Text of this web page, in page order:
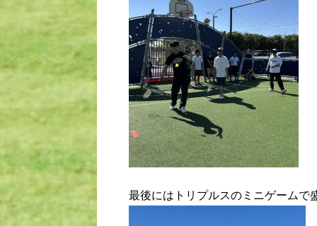
最後にはトリプルスのミニゲームで